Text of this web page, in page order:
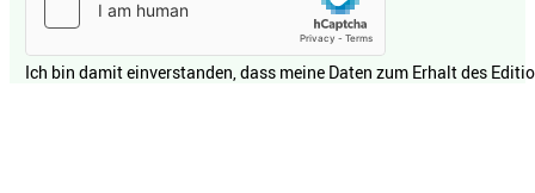
Ich bin damit einverstanden, dass meine Daten zum Erhalt des